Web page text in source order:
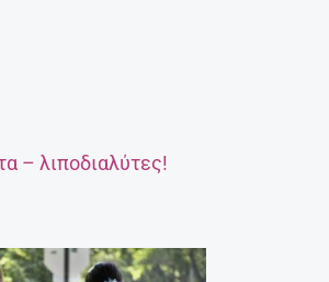
– λιποδιαλύτες!